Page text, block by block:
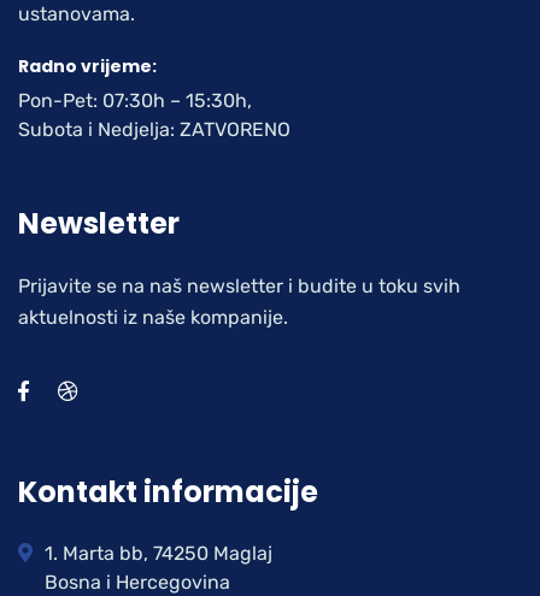
ustanovama.
Radno vrijeme:
Pon-Pet: 07:30h – 15:30h,
Subota i Nedjelja: ZATVORENO
Newsletter
Prijavite se na naš newsletter i budite u toku svih
aktuelnosti iz naše kompanije.
Kontakt informacije
1. Marta bb, 74250 Maglaj
Bosna i Hercegovina